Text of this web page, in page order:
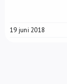
19 juni 2018